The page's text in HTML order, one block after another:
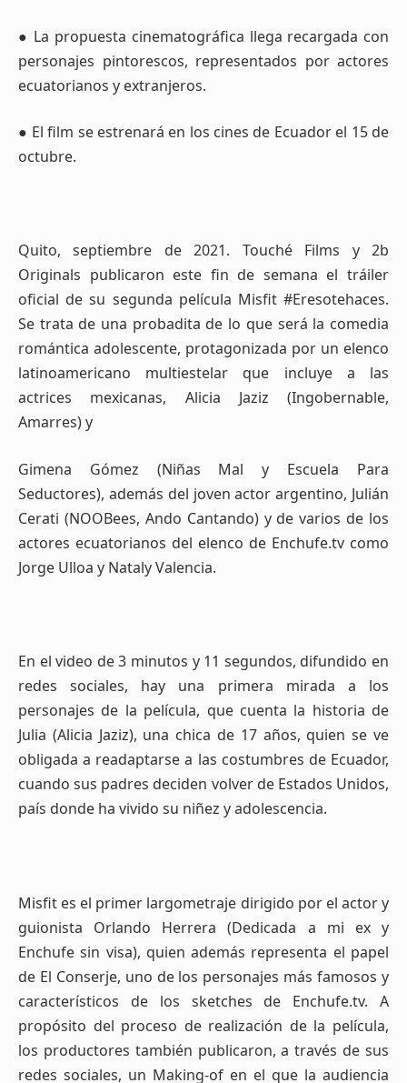
● La propuesta cinematográfica llega recargada con
personajes pintorescos, representados por actores
ecuatorianos y extranjeros.
● El film se estrenará en los cines de Ecuador el 15 de
octubre.
Quito, septiembre de 2021. Touché Films y 2b
Originals publicaron este fin de semana el tráiler
oficial de su segunda película Misfit #Eresotehaces.
Se trata de una probadita de lo que será la comedia
romántica adolescente, protagonizada por un elenco
latinoamericano multiestelar que incluye a las
actrices mexicanas, Alicia Jaziz (Ingobernable,
Amarres) y
Gimena Gómez (Niñas Mal y Escuela Para
Seductores), además del joven actor argentino, Julián
Cerati (NOOBees, Ando Cantando) y de varios de los
actores ecuatorianos del elenco de Enchufe.tv como
Jorge Ulloa y Nataly Valencia.
En el video de 3 minutos y 11 segundos, difundido en
redes sociales, hay una primera mirada a los
personajes de la película, que cuenta la historia de
Julia (Alicia Jaziz), una chica de 17 años, quien se ve
obligada a readaptarse a las costumbres de Ecuador,
cuando sus padres deciden volver de Estados Unidos,
país donde ha vivido su niñez y adolescencia.
Misfit es el primer largometraje dirigido por el actor y
guionista Orlando Herrera (Dedicada a mi ex y
Enchufe sin visa), quien además representa el papel
de El Conserje, uno de los personajes más famosos y
característicos de los sketches de Enchufe.tv. A
propósito del proceso de realización de la película,
los productores también publicaron, a través de sus
redes sociales, un Making-of en el que la audiencia